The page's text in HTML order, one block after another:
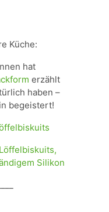
Küche:
hat
erzählt
haben –
begeistert!
Silikon